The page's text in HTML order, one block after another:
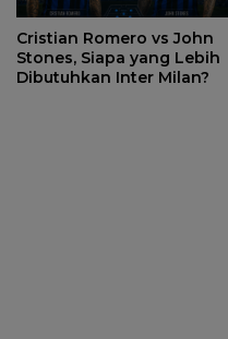
Cristian Romero vs John
Stones, Siapa yang Lebih
Dibutuhkan Inter Milan?